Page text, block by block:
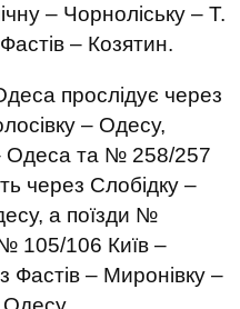
– Чорноліську – Т.
– Козятин.
прослідує через
– Одесу,
Одеса та № 258/257
через Слобідку –
а поїзди №
105/106 Київ –
Фастів – Миронівку –